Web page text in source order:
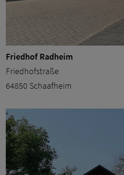
Friedhof Radheim
Friedhofstraße
64850 Schaafheim